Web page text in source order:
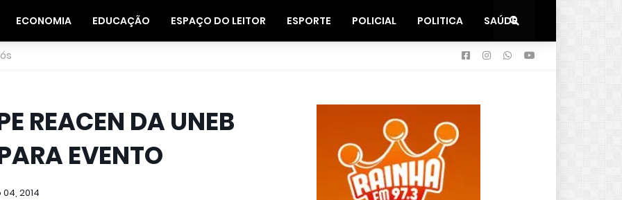
ECONOMIA EDUCAÇÃO ESPAÇO DO LEITOR ESPORTE POLICIAL POLITICA SAÚDE
REACEN DA UNEB
EVENTO
2014